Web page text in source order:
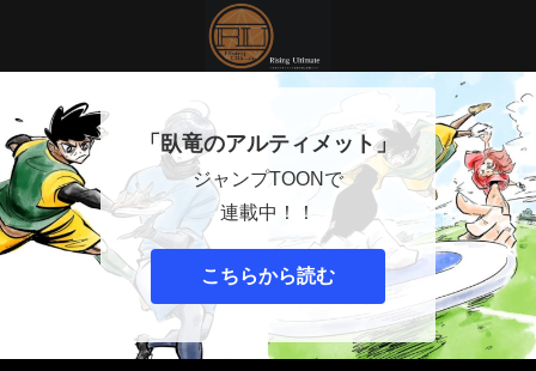
「臥竜のアルティメット」
ジャンプTOONで
連載中！！
こちらから読む